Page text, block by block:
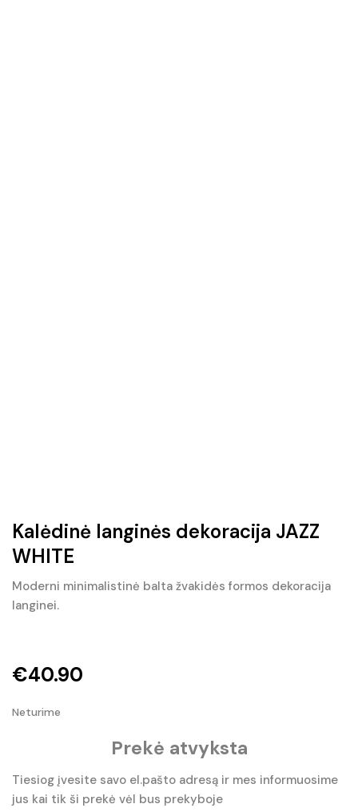
Kalėdinė langinės dekoracija JAZZ
WHITE
Moderni minimalistinė balta žvakidės formos dekoracija
langinei.
€40.90
Neturime
Prekė atvyksta
Tiesiog įvesite savo el.pašto adresą ir mes informuosime
jus kai tik ši prekė vėl bus prekyboje